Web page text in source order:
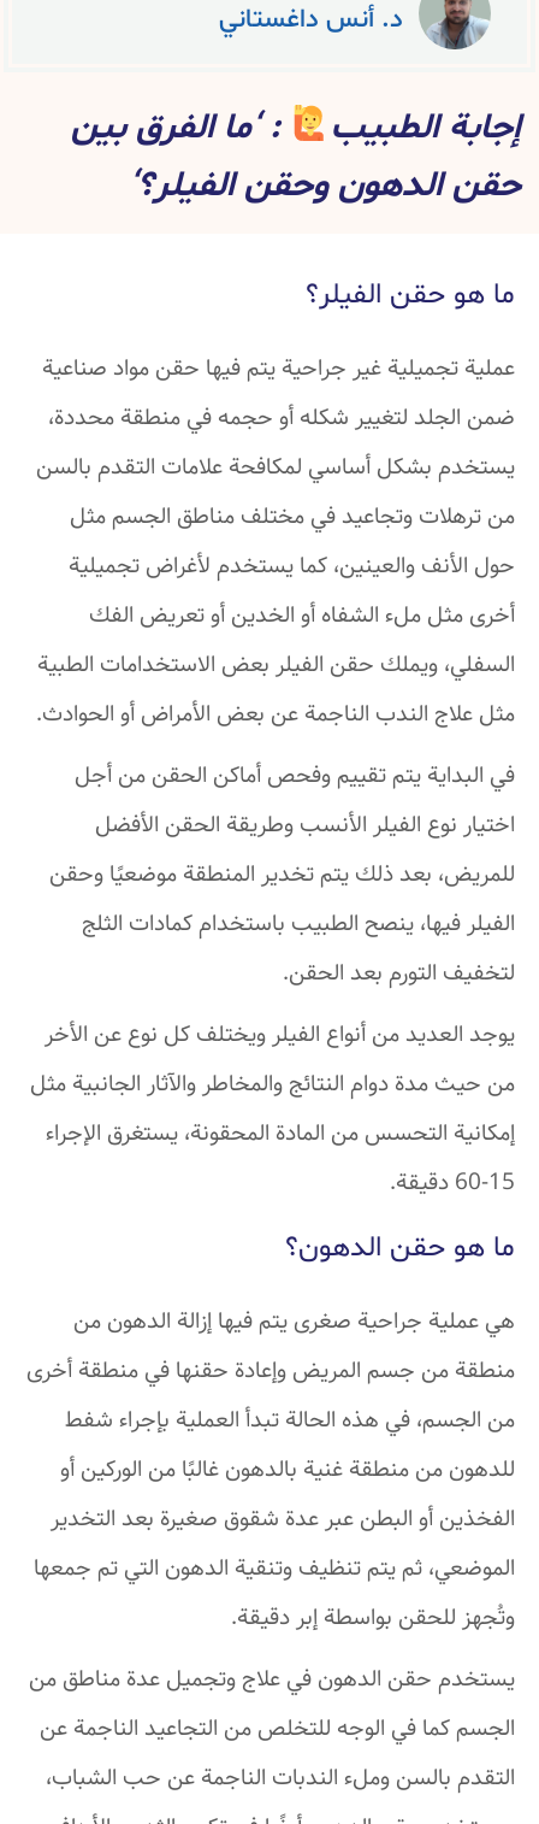
د. أنس داغستاني
إجابة الطبيب
: ‘ما الفرق بين
حقن الدهون وحقن الفيلر؟‘
ما هو حقن الفيلر؟
عملية تجميلية غير جراحية يتم فيها حقن مواد صناعية
ضمن الجلد لتغيير شكله أو حجمه في منطقة محددة،
يستخدم بشكل أساسي لمكافحة علامات التقدم بالسن
من ترهلات وتجاعيد في مختلف مناطق الجسم مثل
حول الأنف والعينين، كما يستخدم لأغراض تجميلية
أخرى مثل ملء الشفاه أو الخدين أو تعريض الفك
السفلي، ويملك حقن الفيلر بعض الاستخدامات الطبية
مثل علاج الندب الناجمة عن بعض الأمراض أو الحوادث.
في البداية يتم تقييم وفحص أماكن الحقن من أجل
اختيار نوع الفيلر الأنسب وطريقة الحقن الأفضل
للمريض، بعد ذلك يتم تخدير المنطقة موضعيًا وحقن
الفيلر فيها، ينصح الطبيب باستخدام كمادات الثلج
لتخفيف التورم بعد الحقن.
يوجد العديد من أنواع الفيلر ويختلف كل نوع عن الأخر
من حيث مدة دوام النتائج والمخاطر والآثار الجانبية مثل
إمكانية التحسس من المادة المحقونة، يستغرق الإجراء
15-60 دقيقة.
ما هو حقن الدهون؟
هي عملية جراحية صغرى يتم فيها إزالة الدهون من
منطقة من جسم المريض وإعادة حقنها في منطقة أخرى
من الجسم، في هذه الحالة تبدأ العملية بإجراء شفط
للدهون من منطقة غنية بالدهون غالبًا من الوركين أو
الفخذين أو البطن عبر عدة شقوق صغيرة بعد التخدير
الموضعي، ثم يتم تنظيف وتنقية الدهون التي تم جمعها
وتُجهز للحقن بواسطة إبر دقيقة.
يستخدم حقن الدهون في علاج وتجميل عدة مناطق من
الجسم كما في الوجه للتخلص من التجاعيد الناجمة عن
التقدم بالسن وملء الندبات الناجمة عن حب الشباب،